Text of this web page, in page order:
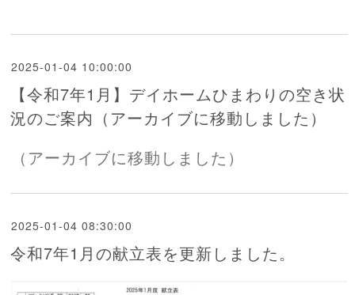
2025-01-04 10:00:00
【令和7年1月】デイホームひまわりの空き状
況のご案内（アーカイブに移動しました）
（アーカイブに移動しました）
2025-01-04 08:30:00
令和7年1月の献立表を更新しました。